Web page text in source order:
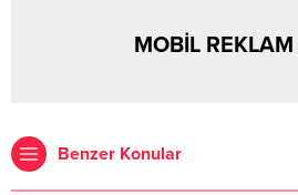
MOBİL
Benzer Konular